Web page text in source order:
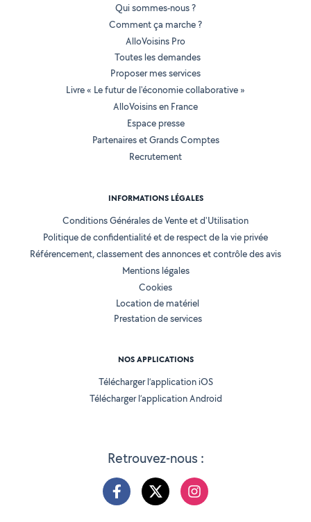
Retrouvez-nous :
Qui sommes-nous ?
Comment ça marche ?
AlloVoisins Pro
Toutes les demandes
Proposer mes services
Livre « Le futur de l'économie collaborative »
AlloVoisins en France
Espace presse
Partenaires et Grands Comptes
Recrutement
INFORMATIONS LÉGALES
Conditions Générales de Vente et d'Utilisation
Politique de confidentialité et de respect de la vie privée
Référencement, classement des annonces et contrôle des avis
Mentions légales
Cookies
Location de matériel
Prestation de services
NOS APPLICATIONS
Télécharger l’application iOS
Télécharger l’application Android